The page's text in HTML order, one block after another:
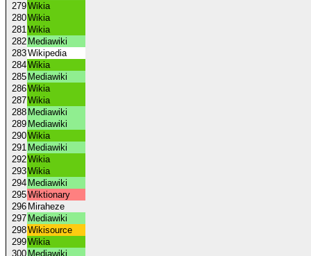
279Wikia
280Wikia
281Wikia
282 Mediawiki
283Wikipedia
284Wikia
285 Mediawiki
286Wikia
287Wikia
288 Mediawiki
289 Mediawiki
290Wikia
291 Mediawiki
292Wikia
293Wikia
294 Mediawiki
295Wiktionary
296 Miraheze
297 Mediawiki
298Wikisource
299Wikia
300 Mediawiki